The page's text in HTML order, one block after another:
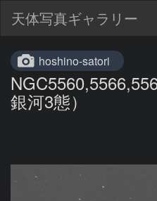
天体写真ギャラリー
hoshino-satori
銀河3態）